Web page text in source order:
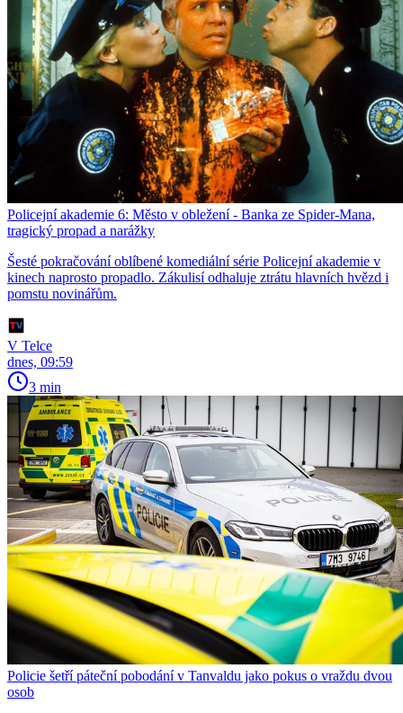
Policejní akademie 6: Město v obležení - Banka ze Spider-Mana,
tragický propad a narážky
Šesté pokračování oblíbené komediální série Policejní akademie v
kinech naprosto propadlo. Zákulisí odhaluje ztrátu hlavních hvězd i
pomstu novinářům.
V Telce
dnes, 09:59
3 min
Policie šetří páteční pobodání v Tanvaldu jako pokus o vraždu dvou
osob